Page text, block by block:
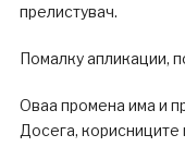
прелистувач.
Помалку апликации,
Оваа промена има и
Досега, корисниците